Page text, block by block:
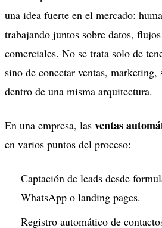
una idea fuerte en el mercado:
trabajando juntos sobre datos,
comerciales. No se trata solo de
sino de conectar ventas,
dentro de una misma arquitectura.
En una empresa, las ventas
en varios puntos del proceso:
Captación de leads desde
WhatsApp o landing pages.
Registro automático de